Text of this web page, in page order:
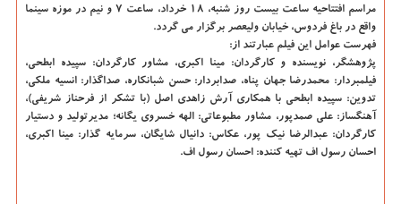
مراسم افتتاحیه ساعت بیست روز شنبه، ۱۸ خرداد، ساعت ۷ و نیم در موزه سینما
واقع در باغ فردوس، خیابان ولیعصر برگزار می گردد.
فهرست عوامل این فیلم عبارتند از:
پژوهشگر، نویسنده و كارگردان: مینا اكبری، مشاور كارگردان: سپیده ابطحی،
فیلمبردار: محمدرضا جهان پناه، صدابردار: حسن شبانكاره، صداگذار: انسیه ملكی،
تدوین: سپیده ابطحی با همكاری آرش زاهدی اصل (با تشكر از فرحناز شریفی)،
آهنگساز: علی صمدپور، مشاور مطبوعاتی: الهه خسروی یگانه؛ مدیرتولید و دستیار
كارگردان: عبدالرضا نیك پور، عكاس: دانیال شایگان، سرمایه گذار: مینا اكبری،
احسان رسول اف تهیه كننده: احسان رسول اف.